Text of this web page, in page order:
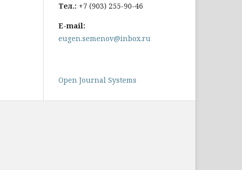
Тел.: +7 (903) 255-90-46
E-mail:
eugen.semenov@inbox.ru
Open Journal Systems